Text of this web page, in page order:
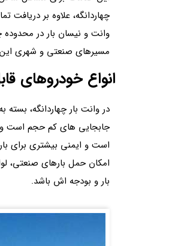
چهاردانگه، علاوه بر دریافت
وانت و نیسان‌ بار در محدوده
مسیرهای صنعتی و شهری این
انواع خودروهای
در وانت بار چهاردانگه،
جابجایی های کم‌ حجم است و
است و ایمنی بیشتری برای
امکان حمل بارهای صنعتی،
بار و بودجه اش باشد.